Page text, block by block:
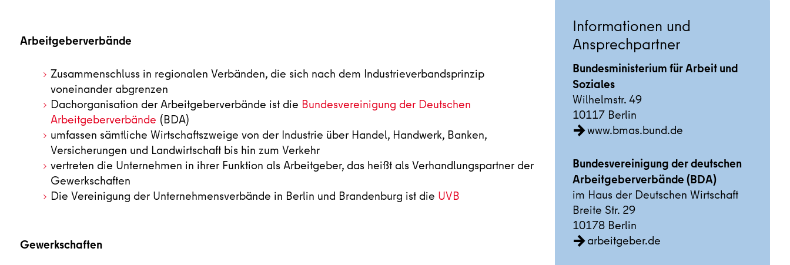
Arbeitgeberverbände
Zusammenschluss in regionalen Verbänden, die sich nach dem Industrieverbandsprinzip
voneinander abgrenzen
Dachorganisation der Arbeitgeberverbände ist die Bundesvereinigung der Deutschen
Arbeitgeberverbände (BDA)
umfassen sämtliche Wirtschaftszweige von der Industrie über Handel, Handwerk, Banken,
Versicherungen und Landwirtschaft bis hin zum Verkehr
vertreten die Unternehmen in ihrer Funktion als Arbeitgeber, das heißt als Verhandlungspartner der
Gewerkschaften
Die Vereinigung der Unternehmensverbände in Berlin und Brandenburg ist die UVB
Gewerkschaften
Informationen und
Ansprechpartner
Bundesministerium für Arbeit und
Soziales
Wilhelmstr. 49
10117 Berlin
www.bmas.bund.de
Bundesvereinigung der deutschen
Arbeitgeberverbände (BDA)
im Haus der Deutschen Wirtschaft
Breite Str. 29
10178 Berlin
arbeitgeber.de